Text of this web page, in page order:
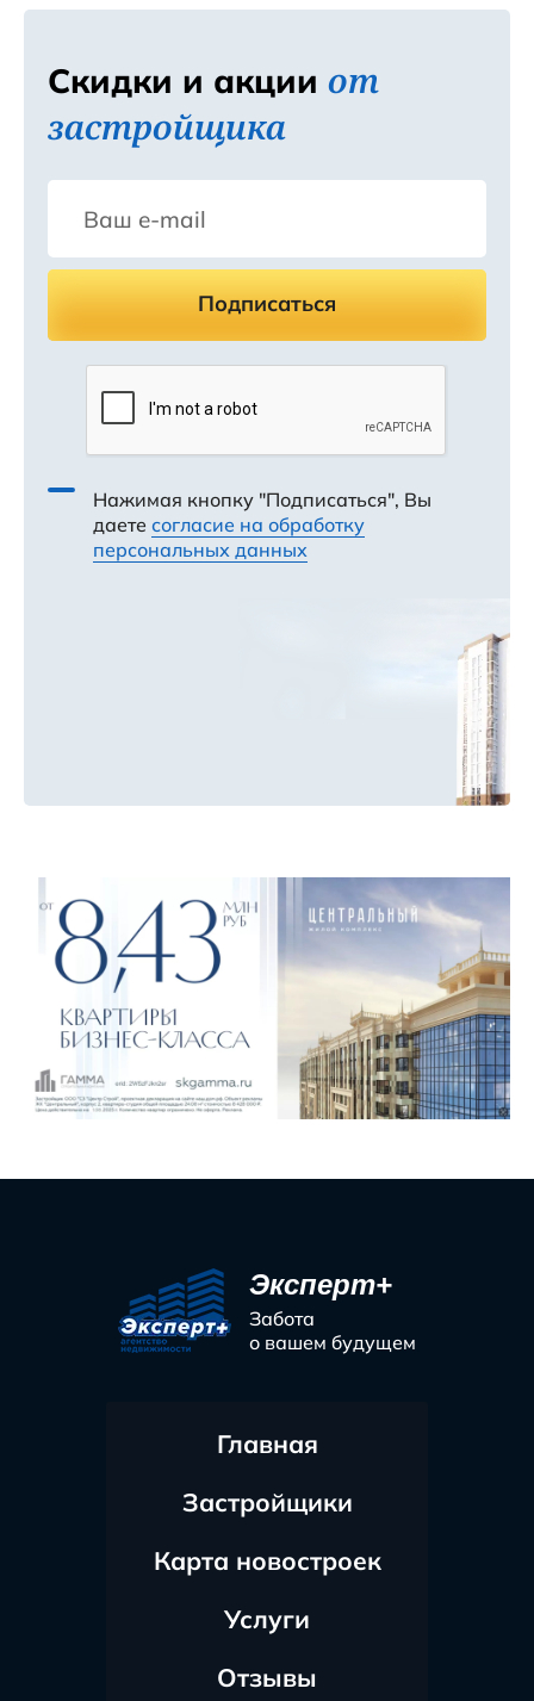
Скидки и акции от
застройщика
Подписаться
Нажимая кнопку "Подписаться", Вы
даете согласие на обработку
персональных данных
Эксперт+
Забота
о вашем будущем
Главная
Застройщики
Карта новостроек
Услуги
Отзывы